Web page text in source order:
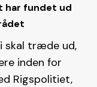
har fundet ud
skal træde ud,
inden for
Rigspolitiet,